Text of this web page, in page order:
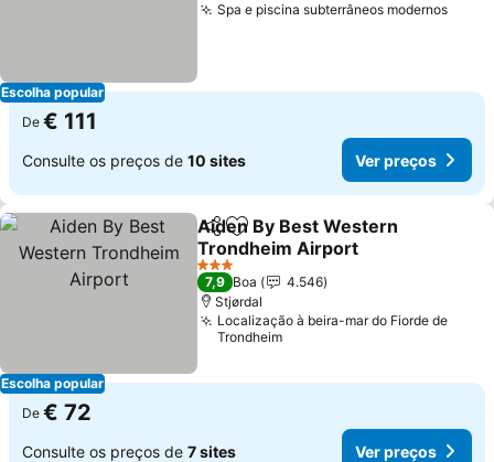
Escolha popular
Spa e piscina subterrâneos modernos
De € 111
Consulte os preços de 10 sites Ver preços
Escolha popular
PartilharAdicionar aos favoritos
Aiden By Best Western
Trondheim Airport
3 Estrelas
7,9 Boa
4.546
Stjørdal
Localização à beira-mar do Fiorde de
Trondheim
De € 72
Consulte os preços de 7 sites Ver preços